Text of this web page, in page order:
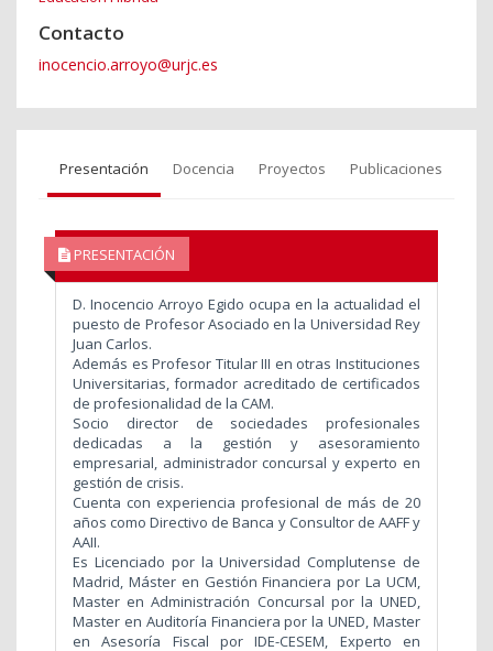
Contacto
inocencio.arroyo@urjc.es
Presentación Docencia Proyectos Publicaciones
PRESENTACIÓN
D. Inocencio Arroyo Egido ocupa en la actualidad el
puesto de Profesor Asociado en la Universidad Rey
Juan Carlos.
Además es Profesor Titular III en otras Instituciones
Universitarias, formador acreditado de certificados
de profesionalidad de la CAM.
Socio director de sociedades profesionales
dedicadas a la gestión y asesoramiento
empresarial, administrador concursal y experto en
gestión de crisis.
Cuenta con experiencia profesional de más de 20
años como Directivo de Banca y Consultor de AAFF y
AAII.
Es Licenciado por la Universidad Complutense de
Madrid, Máster en Gestión Financiera por La UCM,
Master en Administración Concursal por la UNED,
Master en Auditoría Financiera por la UNED, Master
en Asesoría Fiscal por IDE-CESEM, Experto en